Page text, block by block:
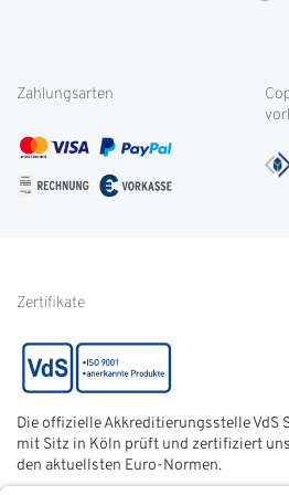
Weitere Themen
Kontakt
Service international
FAQ
Cookie-Einstellungen
AGB
Impressum
Batterieentsorgung
Zahlungsarten
Zertifikate
Die offizielle Akkreditierungsstelle VdS
mit Sitz in Köln prüft und zertifiziert
den aktuellsten Euro-Normen.